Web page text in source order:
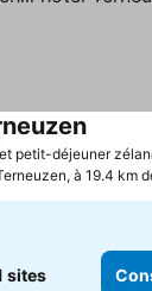
petit-déjeuner
à 19.4 km
sites